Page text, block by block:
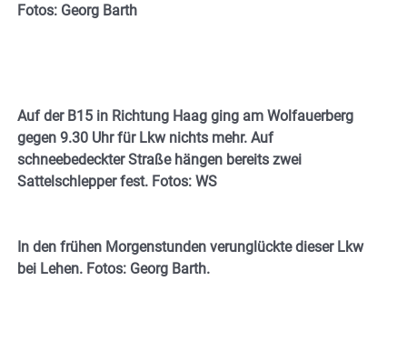
Fotos: Georg Barth
Auf der B15 in Richtung Haag ging am Wolfauerberg
gegen 9.30 Uhr für Lkw nichts mehr. Auf
schneebedeckter Straße hängen bereits zwei
Sattelschlepper fest. Fotos: WS
In den frühen Morgenstunden verunglückte dieser Lkw
bei Lehen. Fotos: Georg Barth.